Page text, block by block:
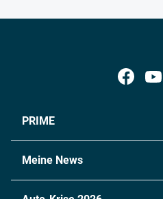
PRIME
Meine News